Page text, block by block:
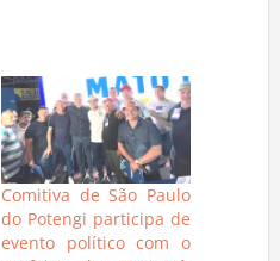
Comitiva de São Paulo
do Potengi participa de
evento político com o